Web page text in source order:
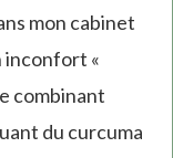
mon cabinet
inconfort «
combinant
du curcuma